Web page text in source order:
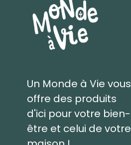
Un Monde à Vie vous
offre des produits
d'ici pour votre bien-
être et celui de votre